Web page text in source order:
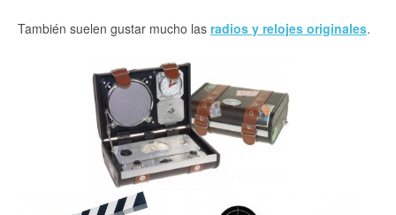
También suelen gustar mucho las radios y relojes originales.